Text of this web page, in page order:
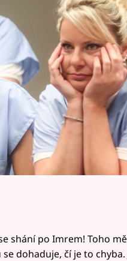
agresivním
shání po Imrem! Toho
dohaduje, čí je to chyba.